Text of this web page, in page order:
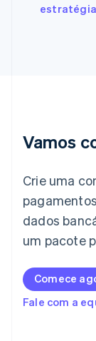
Vamos
Crie uma
dados
um pacote
Comece
Fale com a
Gibraltar
English
Italiano
日本語English
Letônia
Lituânia
English